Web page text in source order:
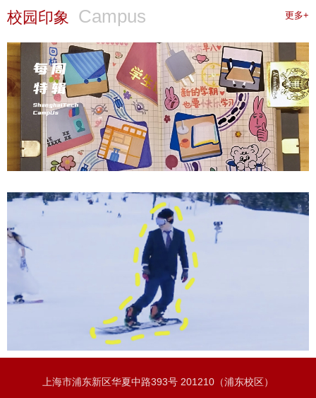
校园印象 Campus 更多+
上海市浦东新区华夏中路393号 201210（浦东校区）